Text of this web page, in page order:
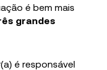
é bem mais
grandes
é responsável